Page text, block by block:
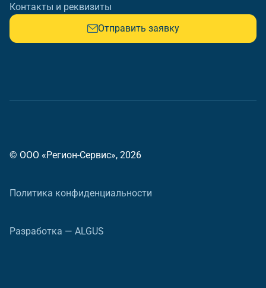
Контакты и реквизиты
Отправить заявку
© ООО «Регион-Сервис», 2026
Политика конфиденциальности
Разработка — ALGUS